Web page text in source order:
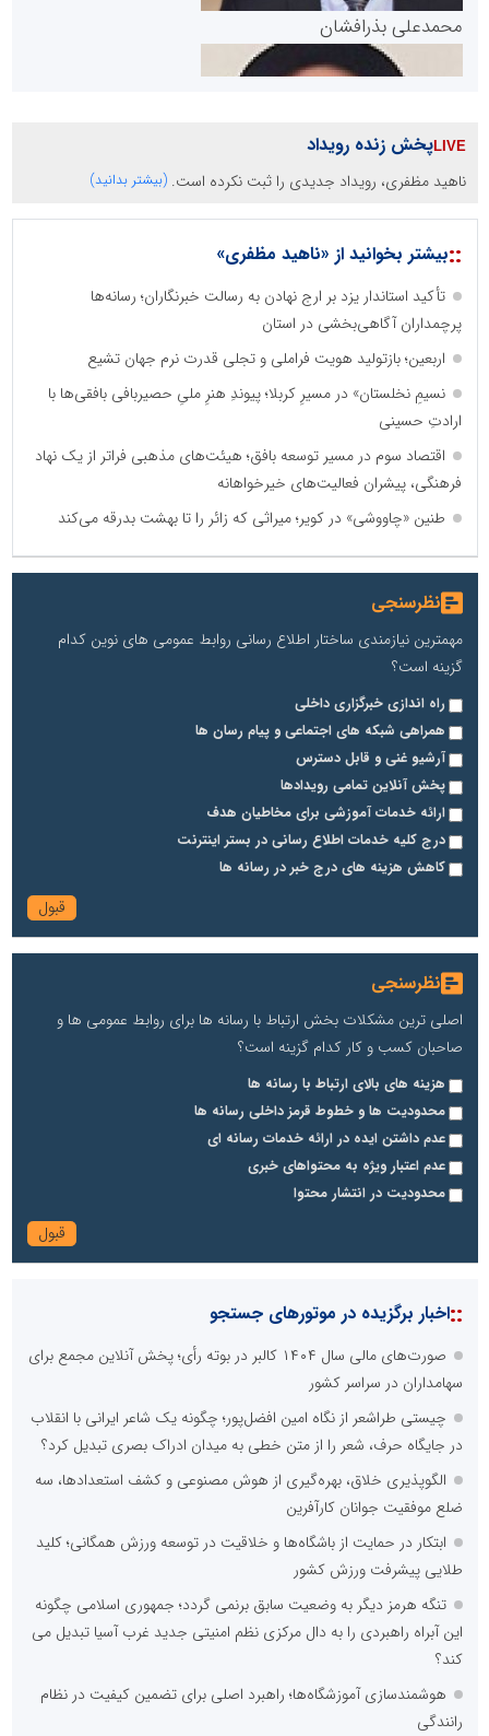
پایگاه خبری گفتمان یزد
دانشگاه سئوی ایران
پایگاه اطلاع رسانی اعتلای نهادهای مردمی
پایگاه آموزشی دکتر ناهید خوشنویس
پایگاه خبری گفتمان فارس
سازمان صنعت،معدن و تجارت
آهن و فولاد غدیر ایرانیان
تامین آهن اسفنجی تولیدکنندگان فولاد در کشور
تریبون
انتشار گسترده محتوا در رسانه گزارش خبر
تسمینو
تِسمینو، پلتفرم تخصصی رپورتاژ آگهی، تولید محتوا و سفارش بک لینک
آتش نشانی و خدمات ایمنی
محمدعلی بذرافشان
مریم حاج نوروز نظری
مسعودصادقی
محمدحسین فلاح زاده
امیرحسین باقری
مشاور و مدرس بورس
پخش زنده رویداد
ناهید مظفری، رویداد جدیدی را ثبت نکرده است. (بیشتر بدانید)
::بیشتر بخوانید از «ناهید مظفری»
تأکید استاندار یزد بر ارج نهادن به رسالت خبرنگاران؛ رسانه‌ها
پرچمداران آگاهی‌بخشی در استان
اربعین؛ بازتولید هویت فراملی و تجلی قدرت نرم جهان تشیع
نسیمِ نخلستان» در مسیرِ کربلا؛ پیوندِ هنرِ ملیِ حصیربافی بافقی‌ها با
ارادتِ حسینی
اقتصاد سوم در مسیر توسعه بافق؛ هیئت‌های مذهبی فراتر از یک نهاد
فرهنگی، پیشران فعالیت‌های خیرخواهانه
طنین «چاووشی» در کویر؛ میراثی که زائر را تا بهشت بدرقه می‌کند
نظرسنجی
مهمترین نیازمندی ساختار اطلاع رسانی روابط عمومی های نوین کدام
گزینه است؟
راه اندازی خبرگزاری داخلی
همراهی شبکه های اجتماعی و پیام رسان ها
آرشیو غنی و قابل دسترس
پخش آنلاین تمامی رویدادها
ارائه خدمات آموزشی برای مخاطیان هدف
درج کلیه خدمات اطلاع رسانی در بستر اینترنت
کاهش هزینه های درج خبر در رسانه ها
نظرسنجی
اصلی ترین مشکلات بخش ارتباط با رسانه ها برای روابط عمومی ها و
صاحبان کسب و کار کدام گزینه است؟
هزینه های بالای ارتباط با رسانه ها
محدودیت ها و خطوط قرمز داخلی رسانه ها
عدم داشتن ایده در ارائه خدمات رسانه ای
عدم اعتبار ویژه به محتواهای خبری
محدودیت در انتشار محتوا
::اخبار برگزیده در موتورهای جستجو
صورت‌های مالی سال ۱۴۰۴ کالبر در بوته رأی؛ پخش آنلاین مجمع برای
سهامداران در سراسر کشور
چیستی طراشعر از نگاه امین افضل‌پور؛ چگونه یک شاعر ایرانی با انقلاب
در جایگاه حرف، شعر را از متن خطی به میدان ادراک بصری تبدیل کرد؟
الگوپذیری خلاق، بهره‌گیری از هوش مصنوعی و کشف استعدادها، سه
ضلع موفقیت جوانان کارآفرین
ابتکار در حمایت از باشگاه‌ها و خلاقیت در توسعه ورزش همگانی؛ کلید
طلایی پیشرفت ورزش کشور
تنگه هرمز دیگر به وضعیت سابق برنمی گردد؛ جمهوری اسلامی چگونه
این آبراه راهبردی را به دال مرکزی نظم امنیتی جدید غرب آسیا تبدیل می
کند؟
هوشمندسازی آموزشگاه‌ها؛ راهبرد اصلی برای تضمین کیفیت در نظام
رانندگی